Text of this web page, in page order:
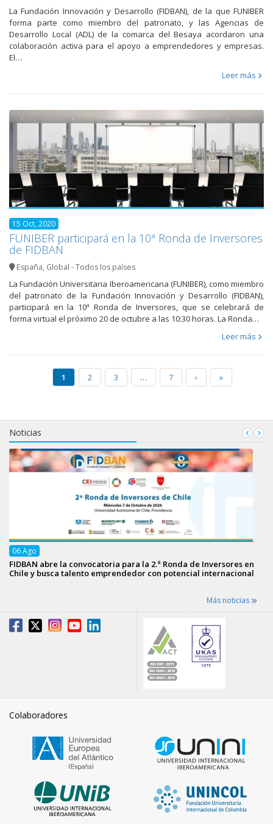
La Fundación Innovación y Desarrollo (FIDBAN), de la que FUNIBER
forma parte como miembro del patronato, y las Agencias de
Desarrollo Local (ADL) de la comarca del Besaya acordaron una
colaboración activa para el apoyo a emprendedores y empresas.
El…
Leer más
15 Oct, 2020
FUNIBER participará en la 10ª Ronda de Inversores
de FIDBAN
España, Global - Todos los países
La Fundación Universitaria Iberoamericana (FUNIBER), como miembro
del patronato de la Fundación Innovación y Desarrollo (FIDBAN),
participará en la 10ª Ronda de Inversores, que se celebrará de
forma virtual el próximo 20 de octubre a las 10:30 horas. La Ronda…
Leer más
1 2 3 … 7 › »
Noticias
06Ago
FIDBAN abre la convocatoria para la 2.ª Ronda de Inversores en
Chile y busca talento emprendedor con potencial internacional
Más noticias
Colaboradores